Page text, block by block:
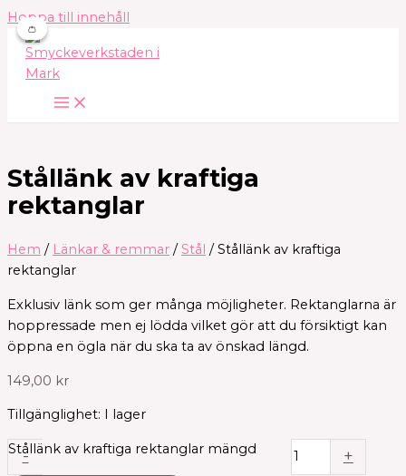
Hoppa till innehåll
Stållänk av kraftiga
rektanglar
Hem / Länkar & remmar / Stål / Stållänk av kraftiga
rektanglar
Exklusiv länk som ger många möjligheter. Rektanglarna är
hoppressade men ej lödda vilket gör att du försiktigt kan
öppna en ögla när du ska ta av önskad längd.
149,00 kr
Tillgänglighet: I lager
-
Stållänk av kraftiga rektanglar mängd +
👛
👛